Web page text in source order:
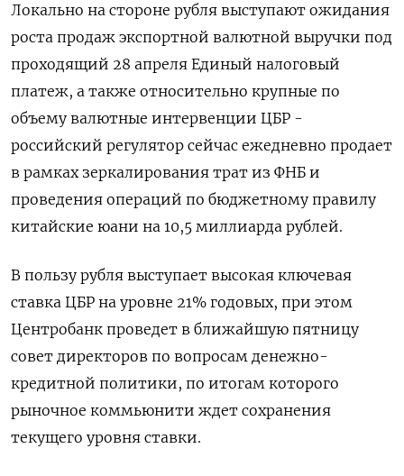
Локально на стороне рубля выступают ожидания
роста продаж экспортной валютной выручки под
проходящий 28 апреля Единый налоговый
платеж, а также относительно крупные по
объему валютные интервенции ЦБР -
российский регулятор сейчас ежедневно продает
в рамках зеркалирования трат из ФНБ и
проведения операций по бюджетному правилу
китайские юани на 10,5 миллиарда рублей.
В пользу рубля выступает высокая ключевая
ставка ЦБР на уровне 21% годовых, при этом
Центробанк проведет в ближайшую пятницу
совет директоров по вопросам денежно-
кредитной политики, по итогам которого
рыночное коммьюнити ждет сохранения
текущего уровня ставки.